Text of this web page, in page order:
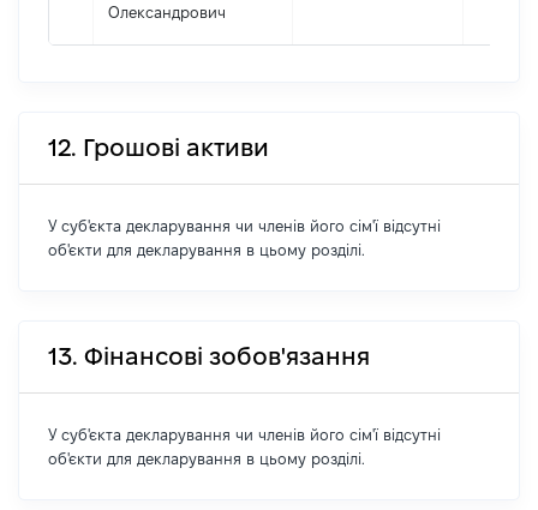
Олександрович
12. Грошові активи
У суб'єкта декларування чи членів його сім'ї відсутні
об'єкти для декларування в цьому розділі.
13. Фінансові зобов'язання
У суб'єкта декларування чи членів його сім'ї відсутні
об'єкти для декларування в цьому розділі.